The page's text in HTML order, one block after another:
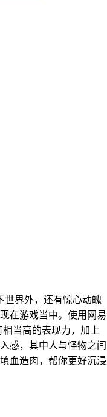
世界外，还有惊心动魄
在游戏当中。使用网易
当高的表现力，加上
感，其中人与怪物之间
血造肉，帮你更好沉浸